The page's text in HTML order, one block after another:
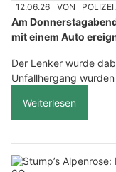
12.06.26 VON
Am
mit einem Auto
Der Lenker wurde
Unfallhergang
Weiterlesen